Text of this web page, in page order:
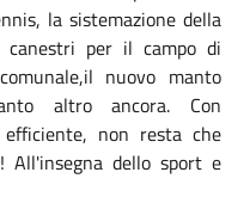
la sistemazione della
canestri per il campo di
nuovo manto
altro ancora. Con
non resta che
All'insegna dello sport e